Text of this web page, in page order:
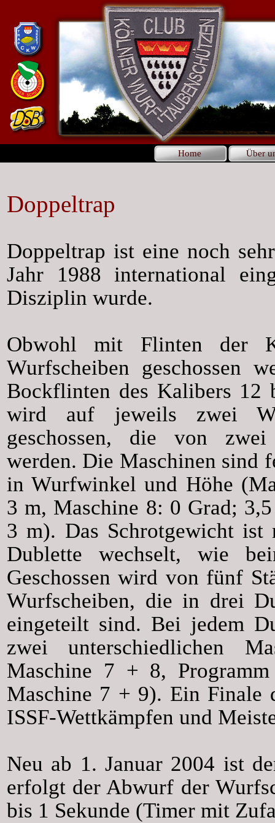
Home Über
Doppeltrap
Doppeltrapist eine noch
Jahr 1988 international
Disziplin wurde.
Obwohl mit Flinten der
Wurfscheiben geschossen
Bockflinten des Kalibers 12
wird auf jeweils zwei
geschossen, die von zwei
werden. Die Maschinen sind
in Wurfwinkel und Höhe
3 m, Maschine 8: 0 Grad;
3 m). Das Schrotgewicht
Dublette wechselt, wie
Geschossen wird von fünf
Wurfscheiben, die in drei
eingeteilt sind. Bei jedem
zwei unterschiedlichen
Maschine 7 + 8,
Maschine 7 + 9). Ein Finale
ISSF-Wettkämpfen und
Neu ab 1. Januar 2004 ist
erfolgt der Abwurf der
bis 1 Sekunde (Timer mit